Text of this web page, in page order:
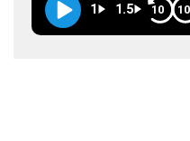
1 1.5 10 10